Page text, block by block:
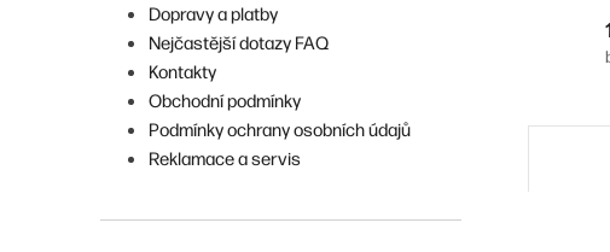
Dopravy a platby
Nejčastější dotazy FAQ
Kontakty
Obchodní podmínky
Podmínky ochrany osobních údajů
Reklamace a servis